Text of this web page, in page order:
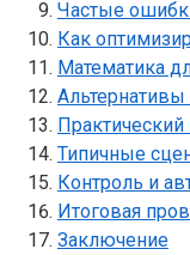
Частые
Как
Математика
Типичные
Контроль и
Итоговая
Заключение